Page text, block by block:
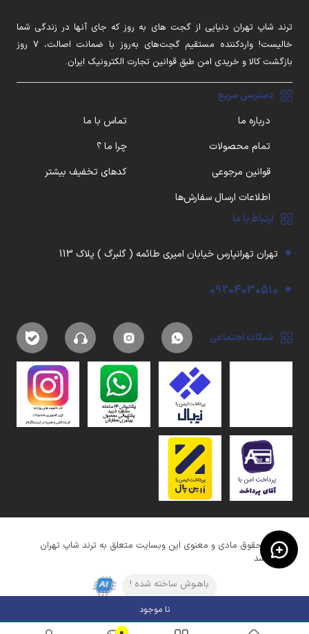
ترند شاپ تهران دنیایی از گجت های به روز که جای آنها در زندگی شما
خالیست! واردکننده مستقیم گجت‌های به‌روز با ضمانت اصالت، ۷ روز
بازگشت کالا و خریدی امن طبق قوانین تجارت الکترونیک ایران.
دسترسی سریع
درباره ما
تماس با ما
تمام محصولات
چرا ما ؟
قوانین مرجوعی
کدهای تخفیف بیشتر
اطلاعات ارسال سفارش‌ها
ارتباط با ما
تهران تهرانپارس خیابان امیری طائمه ( گلبرگ ) پلاک 113
09204030510
شبکات اجتماعی
کلیه حقوق مادی و معنوی این وبسایت متعلق به ترند شاپ تهران
میباشد
باهـوش ساخته شده !
نا موجود